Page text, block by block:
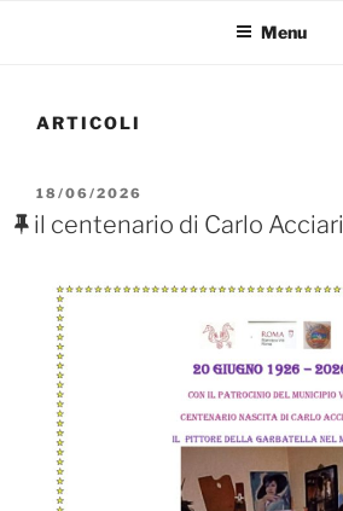
Menu
ARTICOLI
PUBBLICATO
IL
18/06/2026
il centenario di Carlo Acciari